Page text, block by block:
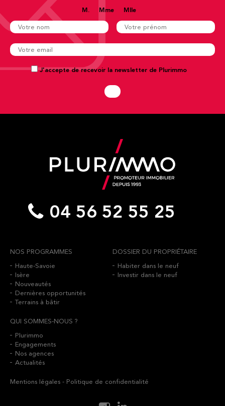
M. Mme Mlle
J'accepte de recevoir la newsletter de Plurimmo
04 56 52 55 25
NOS PROGRAMMES
Haute-Savoie
Isère
Nouveautés
Dernières opportunités
Terrains à bâtir
DOSSIER DU PROPRIÉTAIRE
Habiter dans le neuf
Investir dans le neuf
QUI SOMMES-NOUS ?
Plurimmo
Engagements
Nos agences
Actualités
Mentions légales - Politique de confidentialité